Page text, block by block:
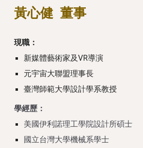
黃心健 董事
現職：
新媒體藝術家及VR導演
元宇宙大聯盟理事長
臺灣師範大學設計學系教授
學經歷：
美國伊利諾理工學院設計所碩士
國立台灣大學機械系學士